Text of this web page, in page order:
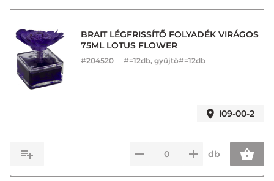
BRAIT LÉGFRISSÍTŐ FOLYADÉK VIRÁGOS
75ML LOTUS FLOWER
#204520 #=12db, gyűjtő#=12db
I09-00-2
db